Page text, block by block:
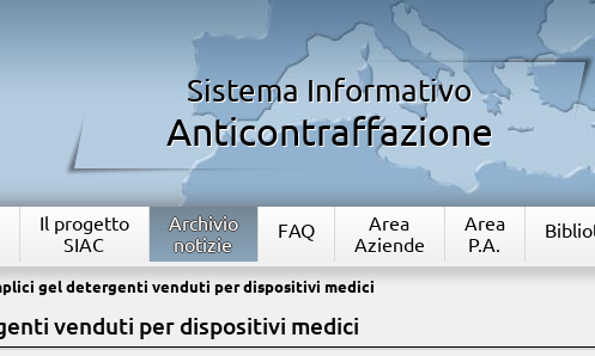
Sistema Informativo
Anticontraffazione
Il progetto
SIAC
Archivio
notizie
FAQ
Area
Aziende
Area
P.A.
gel detergenti venduti per dispositivi medici
venduti per dispositivi medici